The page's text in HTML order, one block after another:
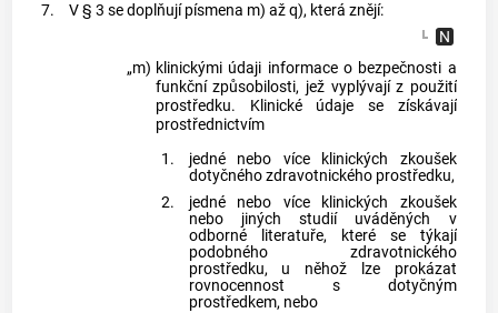
7.
V § 3 se doplňují písmena m) až q), která znějí:
„m) klinickými údaji informace o bezpečnosti a
funkční způsobilosti, jež vyplývají z použití
prostředku. Klinické údaje se získávají
prostřednictvím
1.
jedné nebo více klinických zkoušek
dotyčného zdravotnického prostředku,
2.
jedné nebo více klinických zkoušek
nebo jiných studií uváděných v
odborné literatuře, které se týkají
podobného zdravotnického
prostředku, u něhož lze prokázat
rovnocennost s dotyčným
prostředkem, nebo